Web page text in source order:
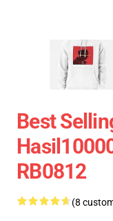
Best
RB0812
(8